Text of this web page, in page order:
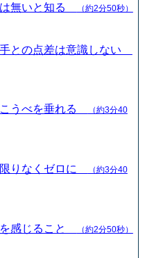
は無いと知る （約2分50秒）
との点差は意識しない
うべを垂れる
（約3分40
りなくゼロに
（約3分40
を感じること （約2分50秒）